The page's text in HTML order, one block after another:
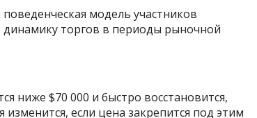
модель участников
динамику торгов в периоды рыночной
ниже $70 000 и быстро восстановится,
если цена закрепится под этим